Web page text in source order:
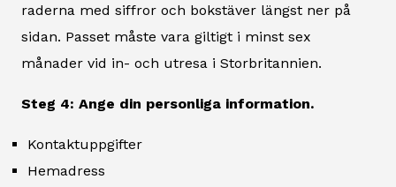
raderna med siffror och bokstäver längst ner på
sidan. Passet måste vara giltigt i minst sex
månader vid in- och utresa i Storbritannien.
Steg 4: Ange din personliga information.
Kontaktuppgifter
Hemadress